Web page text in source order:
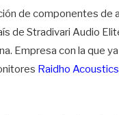
de componentes de
de Stradivari Audio
Empresa con la que
Raidho